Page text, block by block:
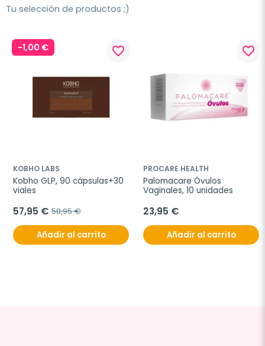
Tu selección de productos ;)
-1,00 € favorite_border
KOBHO LABS
Kobho GLP, 90 cápsulas+30
viales
57,95 € 58,95 €
Añadir al carrito
favorite_border
PROCARE HEALTH
Palomacare Óvulos
Vaginales, 10 unidades
23,95 €
Añadir al carrito